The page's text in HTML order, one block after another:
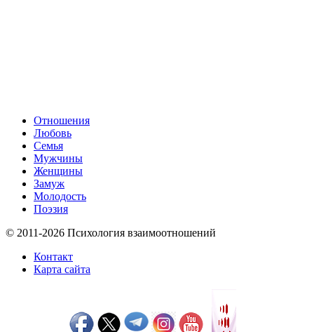
Отношения
Любовь
Семья
Мужчины
Женщины
Замуж
Молодость
Поэзия
© 2011-2026 Психология взаимоотношений
Контакт
Карта сайта